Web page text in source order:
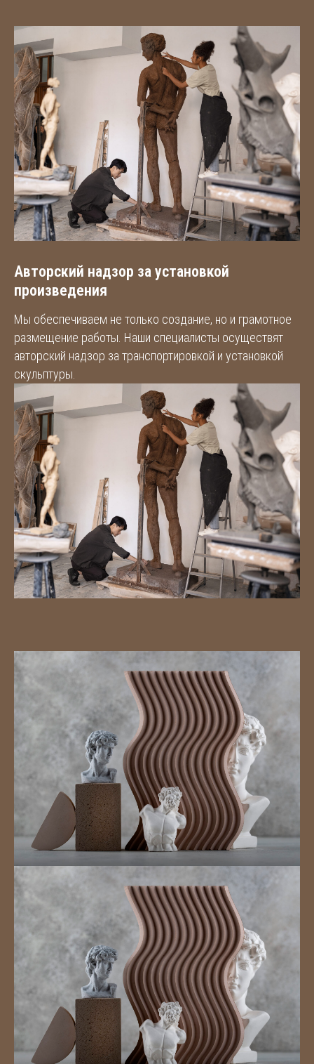
Авторский надзор за установкой
произведения
Мы обеспечиваем не только создание, но и грамотное
размещение работы. Наши специалисты осуществят
авторский надзор за транспортировкой и установкой
скульптуры.